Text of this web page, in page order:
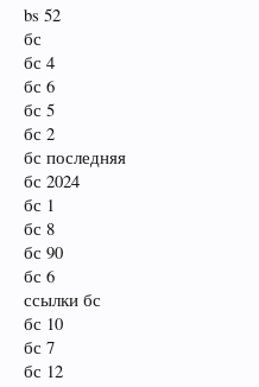
bs 52
бс
бс 4
бс 6
бс 5
бс 2
бс последняя
бс 2024
бс 1
бс 8
бс 90
бс 6
ссылки бс
бс 10
бс 7
бс 12